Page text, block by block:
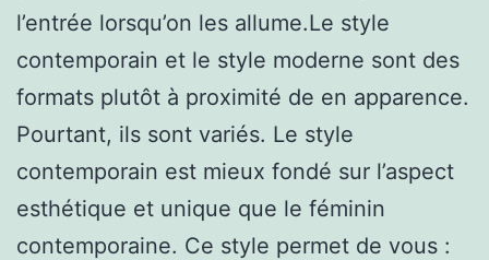
l’entrée lorsqu’on les allume.Le style
contemporain et le style moderne sont des
formats plutôt à proximité de en apparence.
Pourtant, ils sont variés. Le style
contemporain est mieux fondé sur l’aspect
esthétique et unique que le féminin
contemporaine. Ce style permet de vous :